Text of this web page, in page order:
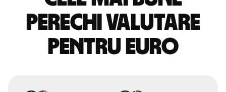
perechi valutare
pentru euro